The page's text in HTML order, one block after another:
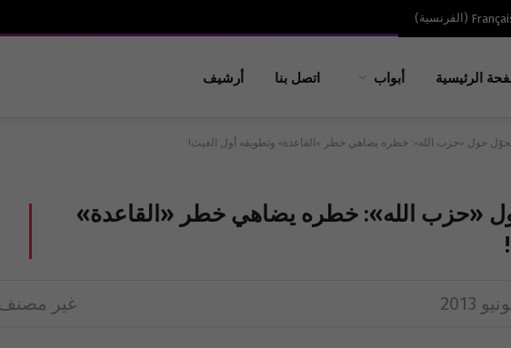
( الفرنسية)
الرئيسية أبواب اتصل بنا أرشيف
حول «حزب الله»: خطره يضاهي خطر «القاعدة» وتطويقه أول الغيث!
«حزب الله»: خطره يضاهي خطر «القاعدة»
غير